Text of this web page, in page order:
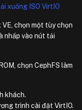
xuống ISO VirtIO
chọn một tùy chọn
nhấp vào nút tải
chọn CephFS làm
khách.
trình cài đặt VirtIO.